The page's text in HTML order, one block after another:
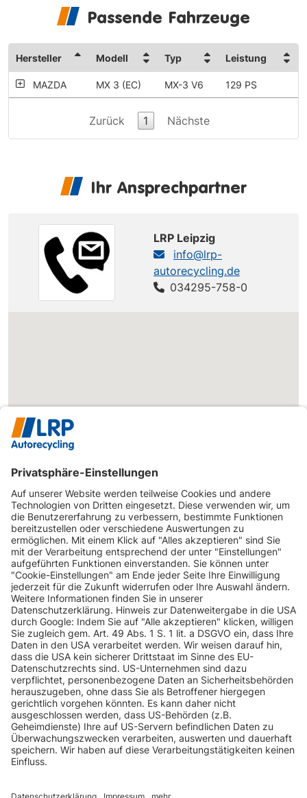
Passende Fahrzeuge
Hersteller Modell Typ Leistung
MAZDA MX 3 (EC) MX-3 V6 129 PS
Zurück 1 Nächste
Ihr Ansprechpartner
LRP Leipzig
info@lrp-
autorecycling.de
034295-758-0
INFORMATIONEN
KUNDENSERVICE
INFORMATIONEN
ZAHLUNGSARTEN
KONTAKT